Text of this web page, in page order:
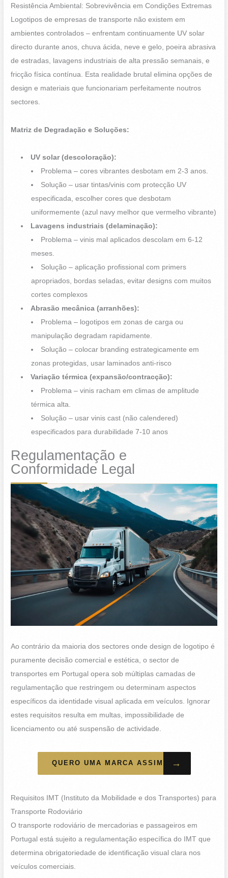
Resistência Ambiental: Sobrevivência em Condições Extremas
Logotipos de empresas de transporte não existem em
ambientes controlados – enfrentam continuamente UV solar
directo durante anos, chuva ácida, neve e gelo, poeira abrasiva
de estradas, lavagens industriais de alta pressão semanais, e
fricção física contínua. Esta realidade brutal elimina opções de
design e materiais que funcionariam perfeitamente noutros
sectores.
Matriz de Degradação e Soluções:
UV solar (descoloração):
Problema – cores vibrantes desbotam em 2-3 anos.
Solução – usar tintas/vinis com protecção UV
especificada, escolher cores que desbotam
uniformemente (azul navy melhor que vermelho vibrante)
Lavagens industriais (delaminação):
Problema – vinis mal aplicados descolam em 6-12
meses.
Solução – aplicação profissional com primers
apropriados, bordas seladas, evitar designs com muitos
cortes complexos
Abrasão mecânica (arranhões):
Problema – logotipos em zonas de carga ou
manipulação degradam rapidamente.
Solução – colocar branding estrategicamente em
zonas protegidas, usar laminados anti-risco
Variação térmica (expansão/contracção):
Problema – vinis racham em climas de amplitude
térmica alta.
Solução – usar vinis cast (não calendered)
especificados para durabilidade 7-10 anos
Regulamentação e
Conformidade Legal
Ao contrário da maioria dos sectores onde design de logotipo é
puramente decisão comercial e estética, o sector de
transportes em Portugal opera sob múltiplas camadas de
regulamentação que restringem ou determinam aspectos
específicos da identidade visual aplicada em veículos. Ignorar
estes requisitos resulta em multas, impossibilidade de
licenciamento ou até suspensão de actividade.
QUERO UMA MARCA ASSIM →
Requisitos IMT (Instituto da Mobilidade e dos Transportes) para
Transporte Rodoviário
O transporte rodoviário de mercadorias e passageiros em
Portugal está sujeito a regulamentação específica do IMT que
determina obrigatoriedade de identificação visual clara nos
veículos comerciais.